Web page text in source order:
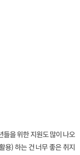
들을 위한 지원도 많이 나오
용) 하는 건 너무 좋은 취지